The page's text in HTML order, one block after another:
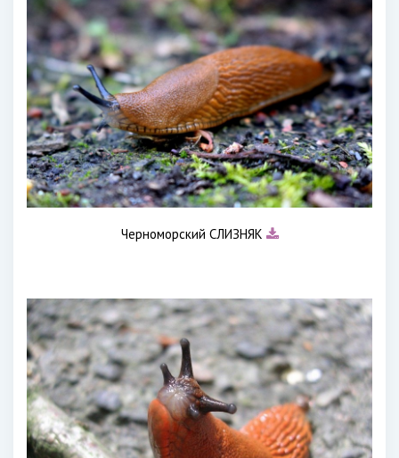
Черноморский СЛИЗНЯК